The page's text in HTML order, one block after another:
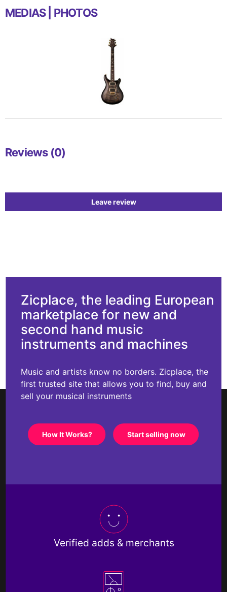
MEDIAS | PHOTOS
Reviews (0)
Leave review
Zicplace, the leading European
marketplace for new and
second hand music
instruments and machines
Music and artists know no borders. Zicplace, the
first trusted site that allows you to find, buy and
sell your musical instruments
How It Works? Start selling now
Verified adds & merchants